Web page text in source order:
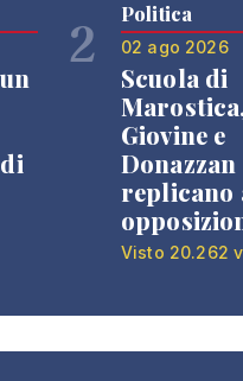
2 Politica
02 ago 2026
Scuola di
Giovine e
Donazzan
replicano
Visto 20.262